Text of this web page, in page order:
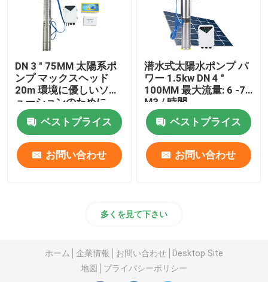
DN 3 " 75MM 太陽系ポ
ンプ マックスヘッド
20m 環境に優しいソリ
ューションのために
ベストプライス
お問い合わせ
潜水式太陽水ポンプ パ
ワー 1.5kw DN 4 "
100MM 最大流量: 6 -7
M3 / 時間
ベストプライス
お問い合わせ
多くを見て下さい
ホーム 企業情報 お問い合わせ
Desktop Site
地図
プライバシーポリシー